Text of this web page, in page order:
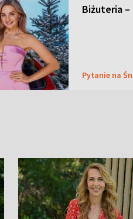
Biżuteria
Pytanie na